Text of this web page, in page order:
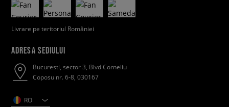
Livrare pe teritoriul României
ADRESA SEDIULUI
Bucuresti, sector 3, Blvd Corneliu
Coposu nr. 6-8, 030167
RO